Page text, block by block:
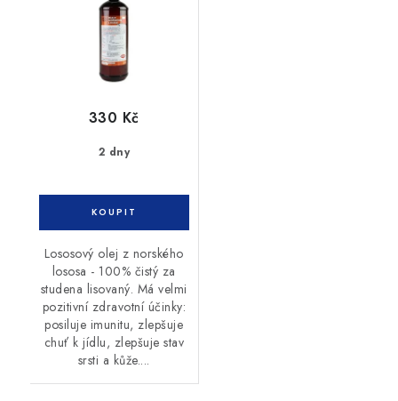
2 dny
330 Kč
Lososový olej z norského
lososa - 100% čistý za
studena lisovaný. Má velmi
pozitivní zdravotní účinky:
posiluje imunitu, zlepšuje
chuť k jídlu, zlepšuje stav
srsti a kůže....